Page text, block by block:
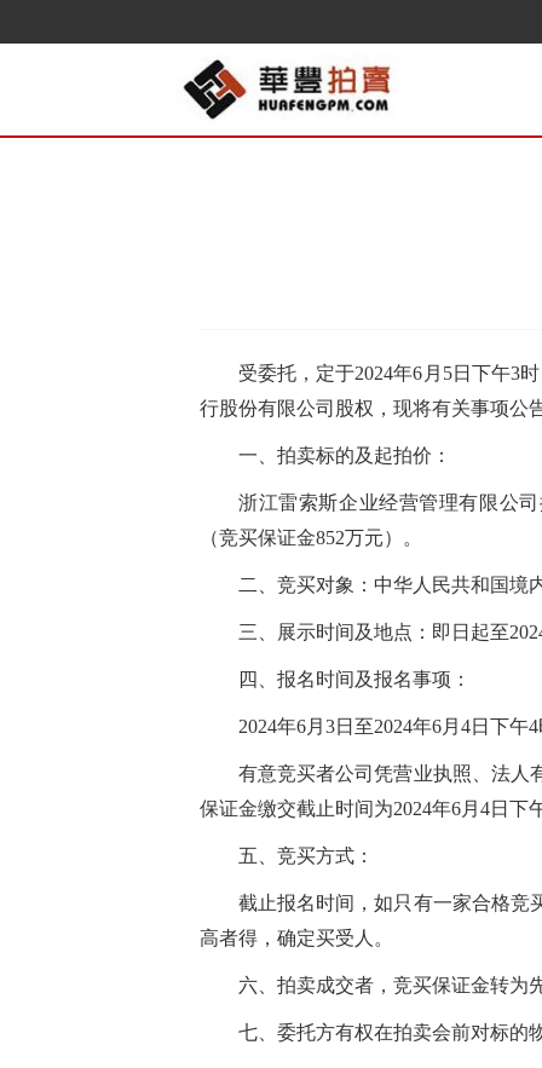
受委托，定于2024年6 月 5日 下午3
行股份有限公司股权 ，现将有关事项公
一、拍卖标的及起拍价：
浙江雷索斯企业经营管理有限公
（竞买保证金852万元）。
二、 竞买对象：中华人民共和国境
三、展示时间及地点：即日起至202
四、报名时间及报名事项：
2024年6月 3日至2024年6月 4日 下午4
有意竞买者公司凭营业执照、法人
保证金缴交截止时间为2024年6月 4日 下
五、竞买方式：
截止报名时间，如只有一家合格竞
高者得，确定买受人。
六、拍卖成交者，竞买保证金转为
七、委托方有权在拍卖会前对标的